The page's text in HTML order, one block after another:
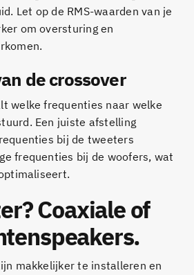
Let op de RMS-waarden van je
om oversturing en
de crossover
welke frequenties naar welke
Een juiste afstelling
bij de tweeters
frequenties bij de woofers, wat
Coaxiale of
makkelijker te installeren en